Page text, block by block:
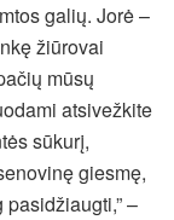
galių. Jorė –
žiūrovai
mūsų
atsivežkite
sūkurį,
giesmę,
–